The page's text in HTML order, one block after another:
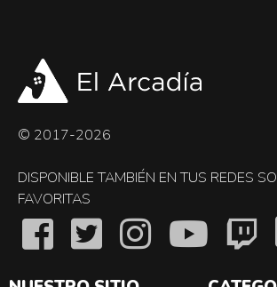
© 2017-2026
DISPONIBLE TAMBIÉN EN TUS REDES
FAVORITAS